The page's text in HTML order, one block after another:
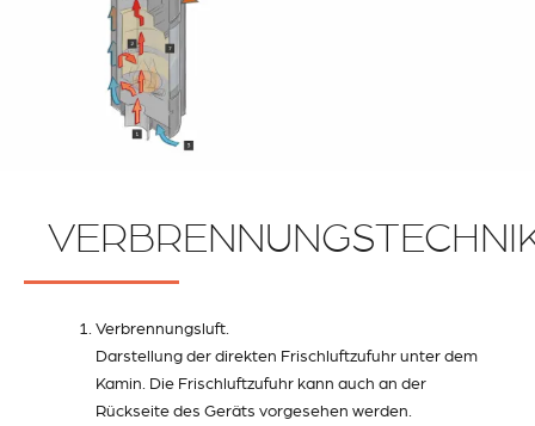
Verbrennungsluft.
Darstellung der direkten Frischluftzufuhr unter dem
Kamin. Die Frischluftzufuhr kann auch an der
Rückseite des Geräts vorgesehen werden.